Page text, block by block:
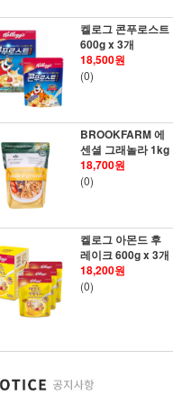
켈로그 콘푸로스트
600g x 3개
18,500원
(0)
BROOKFARM 에
센셜 그래놀라 1kg
18,700원
(0)
켈로그 아몬드 후
레이크 600g x 3개
18,200원
(0)